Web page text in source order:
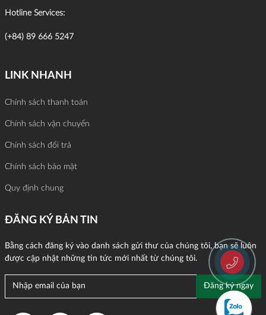
Hotline Services:
(+84) 89 666 5247
LINK NHANH
Chính sách thanh toán
Chính sách vận chuyển
Chính sách đổi trả
Chính sách bảo mật
Quy định chung
ĐĂNG KÝ BẢN TIN
Bằng cách đăng ký vào danh sách gửi thư của chúng tôi, bạn sẽ luôn
được cập nhật những tin tức mới nhất từ chúng tôi.